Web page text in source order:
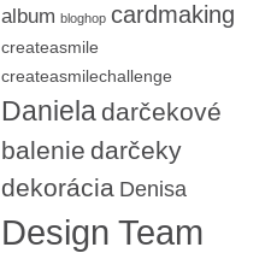
album bloghop cardmaking
createasmile
createasmilechallenge
Daniela darčekové
balenie darčeky
dekorácia Denisa
Design Team